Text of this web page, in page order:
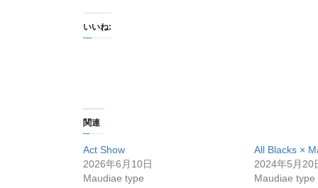
いいね:
関連
Act Show
2026年6月10日
Maudiae type
All Blacks ×
2024年5月20
Maudiae type